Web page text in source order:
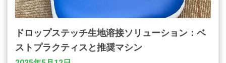
ドロップステッチ生地溶接ソリューション：ベ
ストプラクティスと推奨マシン